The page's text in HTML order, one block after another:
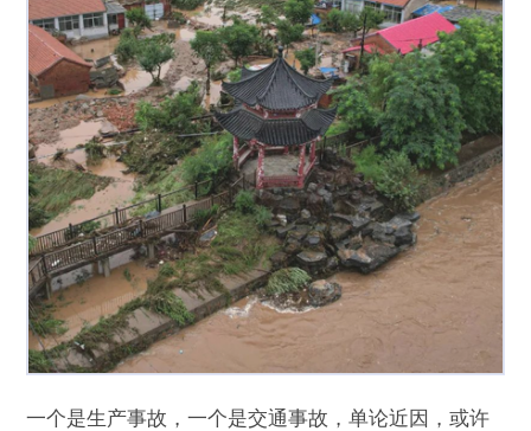
一个是生产事故，一个是交通事故，单论近因，或许